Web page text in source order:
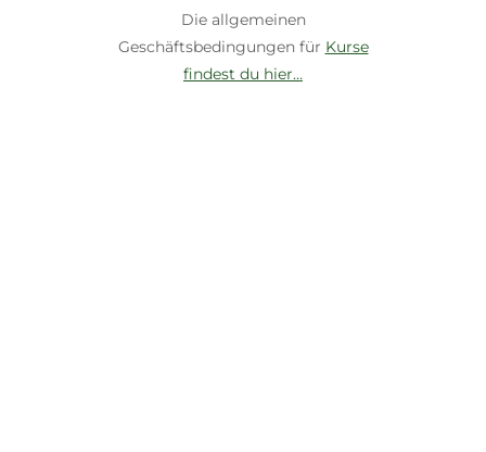
Die allgemeinen
Geschäftsbedingungen für Kurse
findest du hier…